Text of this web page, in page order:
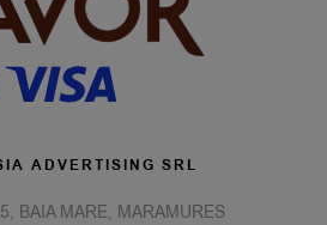
ADVERTISING SRL
BAIA MARE, MARAMURES